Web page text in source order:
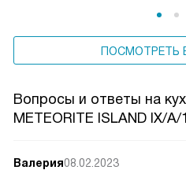
ПОСМОТРЕТЬ
Вопросы и ответы на
METEORITE ISLAND IX/A/
Валерия08.02.2023